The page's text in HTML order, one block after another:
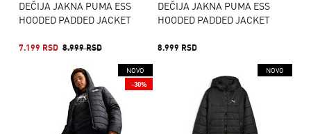
DEČIJA JAKNA PUMA ESS
HOODED PADDED JACKET
7.199 RSD 8.999 RSD
DEČIJA JAKNA PUMA ESS
HOODED PADDED JACKET
8.999 RSD
NOVO
-30%
NOVO